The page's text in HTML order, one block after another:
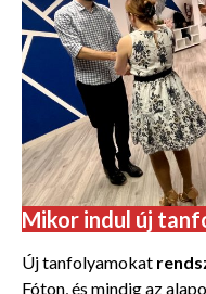
Mikor indul új
Új tanfolyamokat
Fóton, és mindig az